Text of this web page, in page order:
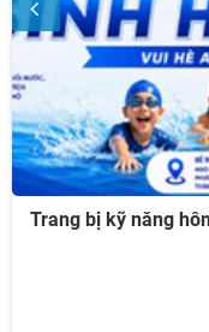
Trang bị kỹ năng